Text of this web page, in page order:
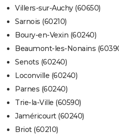
Villers-sur-Auchy (60650)
Sarnois (60210)
Boury-en-Vexin (60240)
Beaumont-les-Nonains
Senots (60240)
Loconville (60240)
Parnes (60240)
Trie-la-Ville (60590)
Jaméricourt (60240)
Briot (60210)